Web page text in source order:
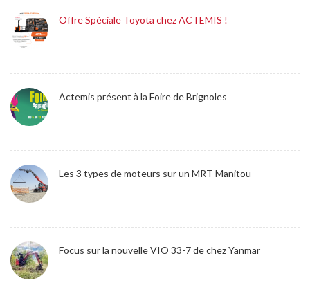
Offre Spéciale Toyota chez ACTEMIS !
Actemis présent à la Foire de Brignoles
Les 3 types de moteurs sur un MRT Manitou
Focus sur la nouvelle VIO 33-7 de chez Yanmar